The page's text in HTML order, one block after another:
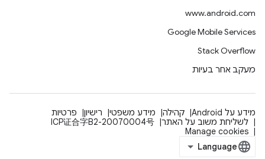
www.android.com
Google Mobile Services
Stack Overflow
מעקב אחר בעיות
מידע על Android קהילה מידע משפטי רישיון
פרטיות
לשליחת משוב על האתר
ICP证合字B2-20070004号
Manage cookies